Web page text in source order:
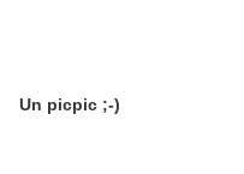
Un picpic ;-)